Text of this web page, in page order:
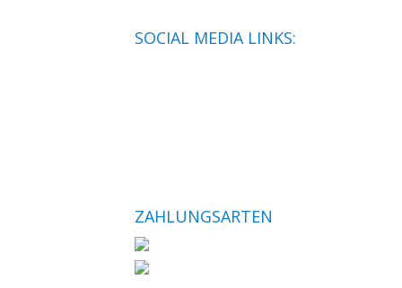
SOCIAL MEDIA LINKS:
ZAHLUNGSARTEN